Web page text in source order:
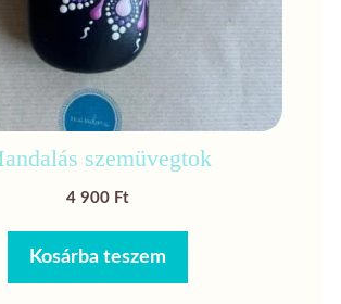
szemüvegtok
4 900 Ft
Kosárba teszem